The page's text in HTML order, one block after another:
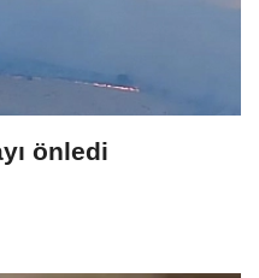
önledi